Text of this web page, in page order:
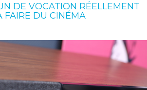
DE VOCATION RÉELLEMENT
FAIRE DU CINÉMA